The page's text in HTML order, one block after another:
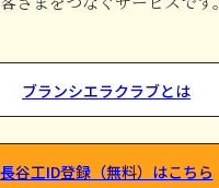
ブランシエラクラブとは
長谷工ID登録（無料）はこちら